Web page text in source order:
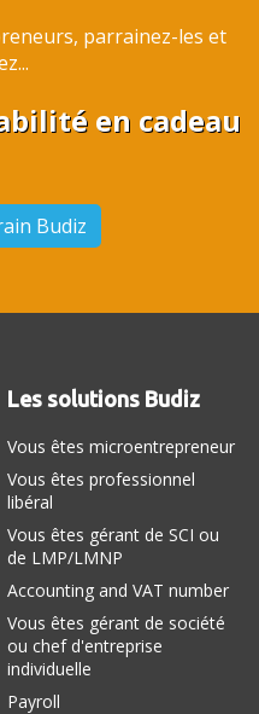
parrainez-les et
en cadeau
Budiz
Les solutions Budiz
Vous êtes microentrepreneur
Vous êtes professionnel
libéral
Vous êtes gérant de SCI ou
de LMP/LMNP
Accounting and VAT number
Vous êtes gérant de société
ou chef d'entreprise
individuelle
Payroll